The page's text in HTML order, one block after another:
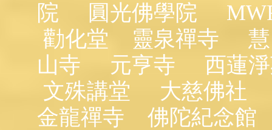
院
圓光佛學院
勸化堂
靈泉禪寺
山寺
元亨寺
西蓮
文殊講堂
大慈佛社
金龍禪寺
佛陀紀念館